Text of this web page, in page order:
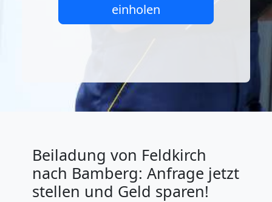
einholen
Beiladung von Feldkirch
nach Bamberg: Anfrage jetzt
stellen und Geld sparen!